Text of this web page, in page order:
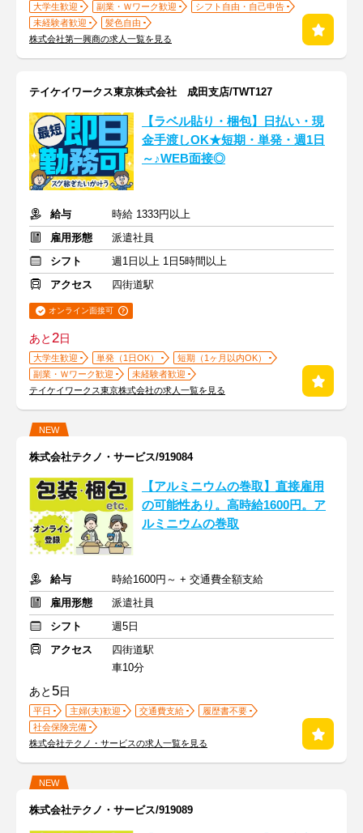
大学生歓迎 副業・Ｗワーク歓迎
シフト自由・自己申告
未経験者歓迎
髪色自由
株式会社第一興商の求人一覧を見る
テイケイワークス東京株式会社 成田支店/TWT127
【ラベル貼り・梱包】日払い・現
金手渡しOK★短期・単発・週1日
～♪WEB面接◎
給与
時給 1333円以上
雇用形態
派遣社員
シフト
週1日以上 1日5時間以上
アクセス
四街道駅
オンライン面接可
あと2日
大学生歓迎 単発（1日OK）
短期（1ヶ月以内OK）
副業・Ｗワーク歓迎
未経験者歓迎
テイケイワークス東京株式会社の求人一覧を見る
NEW
株式会社テクノ・サービス/919084
【アルミニウムの巻取】直接雇用
の可能性あり。高時給1600円。ア
ルミニウムの巻取
給与
時給1600円～ + 交通費全額支給
雇用形態
派遣社員
シフト
週5日
アクセス
四街道駅
車10分
あと 5日
平日 主婦(夫)歓迎 交通費支給
履歴書不要
社会保険完備
株式会社テクノ・サービスの求人一覧を見る
NEW
株式会社テクノ・サービス/919089